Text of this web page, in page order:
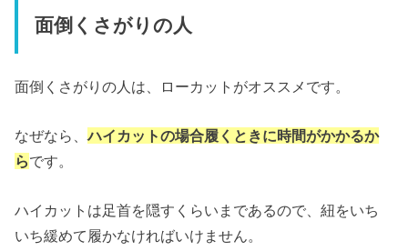
面倒くさがりの人
面倒くさがりの人は、ローカットがオススメです。
なぜなら、ハイカットの場合履くときに時間がかかるか
らです。
ハイカットは足首を隠すくらいまであるので、紐をいち
いち緩めて履かなければいけません。